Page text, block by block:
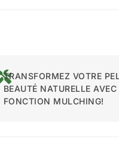
TRANSFORMEZ VOTRE
BEAUTÉ NATURELLE AVEC
FONCTION MULCHING!